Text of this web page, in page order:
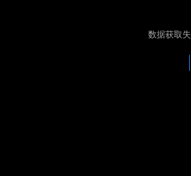
数据获取